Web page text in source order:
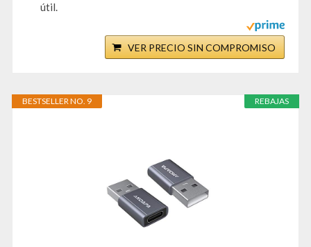
útil.
VER PRECIO SIN COMPROMISO
REBAJAS
BESTSELLER NO. 9